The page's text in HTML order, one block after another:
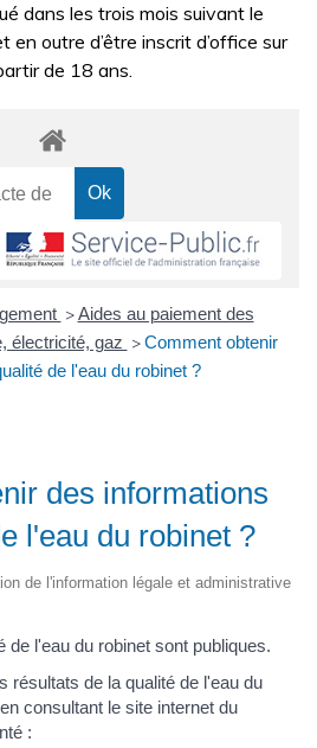
dans les trois mois suivant le
en outre d’être inscrit d’office sur
de 18 ans.
> Aides au paiement des
électricité, gaz > Comment obtenir
de l'eau du robinet ?
des informations
l'eau du robinet ?
de l'information légale et administrative
de l'eau du robinet sont publiques.
résultats de la qualité de l'eau du
consultant le site internet du
: